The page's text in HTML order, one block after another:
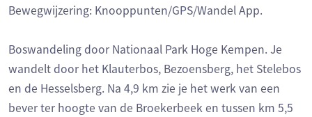
Bewegwijzering: Knooppunten/GPS/Wandel App.
Boswandeling door Nationaal Park Hoge Kempen. Je
wandelt door het Klauterbos, Bezoensberg, het Stelebos
en de Hesselsberg. Na 4,9 km zie je het werk van een
bever ter hoogte van de Broekerbeek en tussen km 5,5